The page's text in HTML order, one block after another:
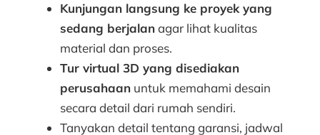
Kunjungan langsung ke proyek yang
sedang berjalanagar lihat kualitas
material dan proses.
Tur virtual 3D yang disediakan
perusahaan untuk memahami desain
secara detail dari rumah sendiri.
Tanyakan detail tentang garansi, jadwal